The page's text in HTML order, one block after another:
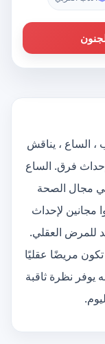
، الساع ، يناقش
فرق. الساع
مجال الصحة
مجانين لإحداث
للمرض العقلي.
مريضًا عقليًا
يوفر نظرة ثاقبة